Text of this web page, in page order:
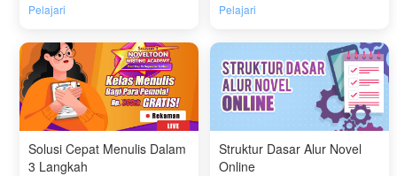
Pelajari
Pelajari
Solusi Cepat Menulis Dalam
3 Langkah
Struktur Dasar Alur Novel
Online